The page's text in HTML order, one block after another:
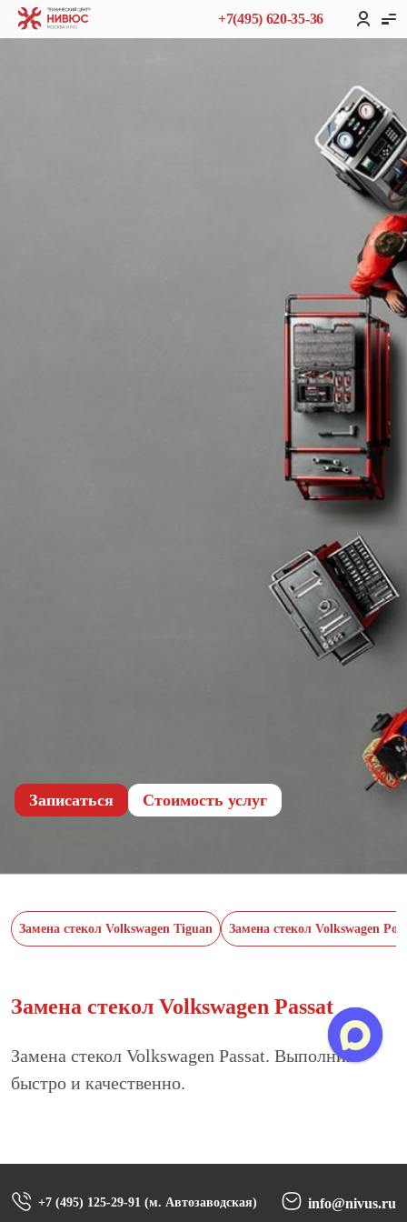
+7(495) 620-35-36
Записаться Cтоимость услуг
Замена стекол Volkswagen Tiguan Замена стекол Volkswagen
Замена стекол Volkswagen Passat
Замена стекол Volkswagen Passat. Выполним
быстро и качественно.
+7 (495) 125-29-91 (м. Автозаводская) info@nivus.ru